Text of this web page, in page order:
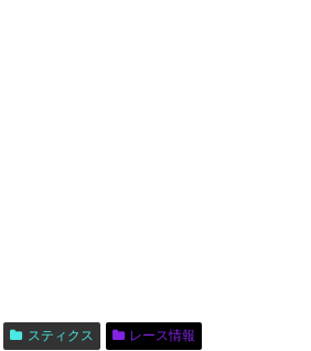
スティクス
レース情報